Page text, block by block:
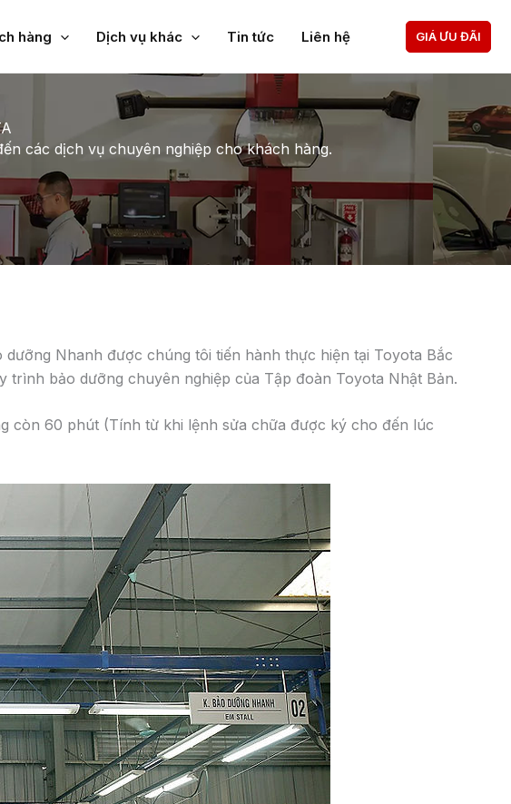
hàng Dịch vụ khác Tin tức Liên hệ GIÁ ƯU ĐÃI
qua điện thoại, trung tâm bảo dưỡng sẽ thu thập các thông tin
đưa xe tới bảo hành hoặc tư vấn cho khách hàng thời điểm
bảo dưỡng, rút ngắn thời gian giao tiếp của khách hàng. Để